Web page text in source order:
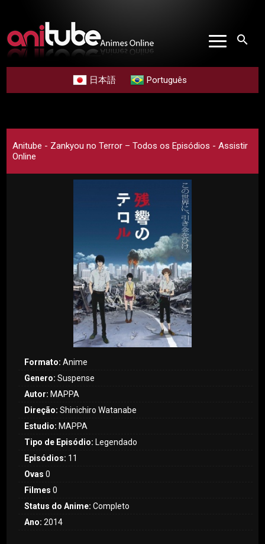
search
日本語 Português
Anitube - Zankyou no Terror – Todos os Episódios - Assistir
Online
Formato: Anime
Genero: Suspense
Autor: MAPPA
Direção: Shinichiro Watanabe
Estudio: MAPPA
Tipo de Episódio: Legendado
Episódios: 11
Ovas 0
Filmes 0
Status do Anime: Completo
Ano: 2014